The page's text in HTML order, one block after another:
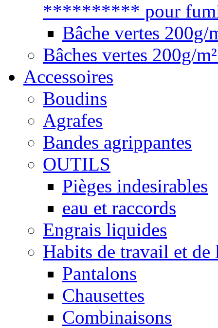
********** pour
Bâche vertes
Bâches vertes 200g/
Accessoires
Boudins
Agrafes
Bandes agrippantes
OUTILS
Pièges indesirables
eau et raccords
Engrais liquides
Habits de travail et
Pantalons
Chausettes
Combinaisons